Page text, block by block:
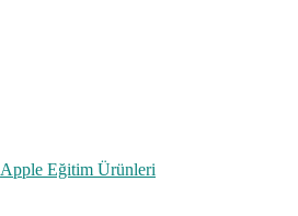
Apple Eğitim Ürünleri